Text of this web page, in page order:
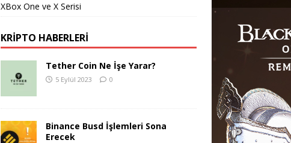
XBox One ve X Serisi
KRIPTO HABERLERI
Tether Coin Ne İşe Yarar?
5 Eylül 2023 0
Binance Busd İşlemleri Sona
Erecek